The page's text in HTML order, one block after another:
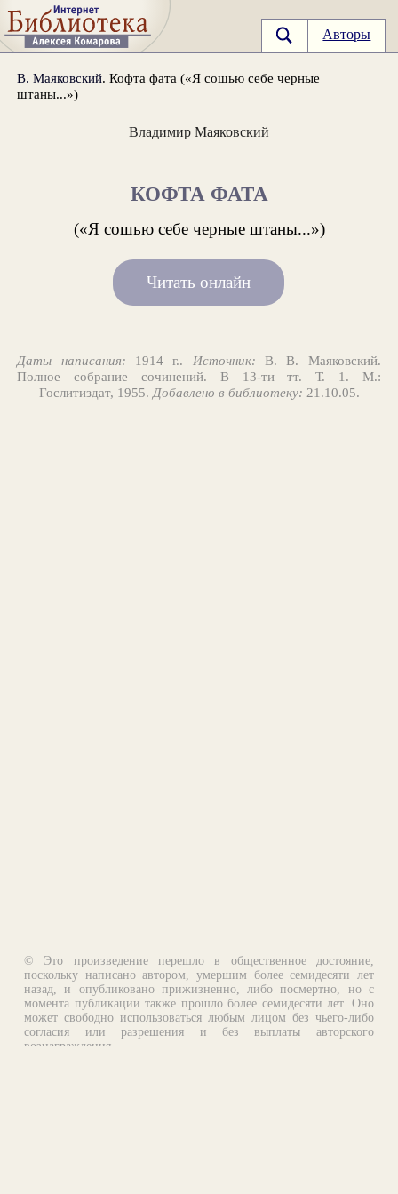
Авторы
В. Маяковский. Кофта фата («Я сошью себе черные
штаны...»)
Владимир Маяковский
КОФТА ФАТА
(«Я сошью себе черные штаны...»)
Читать онлайн
Даты написания: 1914 г.. Источник: В. В. Маяковский.
Полное собрание сочинений. В 13-ти тт. Т. 1. М.:
Гослитиздат, 1955. Добавлено в библиотеку: 21.10.05.
© Это произведение перешло в общественное достояние,
поскольку написано автором, умершим более семидесяти лет
назад, и опубликовано прижизненно, либо посмертно, но с
момента публикации также прошло более семидесяти лет. Оно
может свободно использоваться любым лицом без чьего-либо
согласия или разрешения и без выплаты авторского
вознаграждения.